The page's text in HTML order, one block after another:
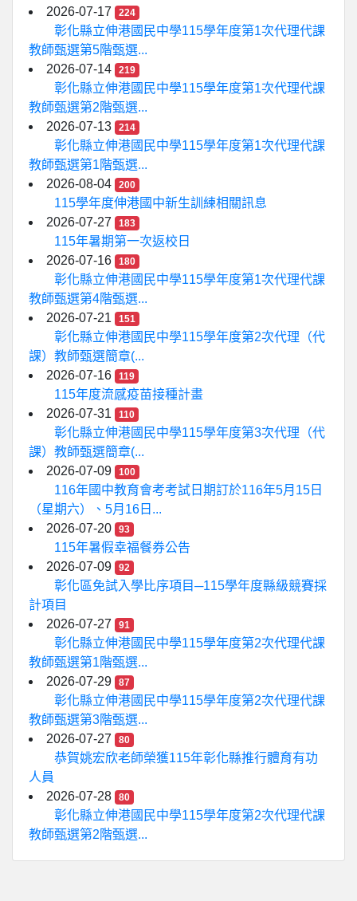
2026-07-17
224
彰化縣立伸港國民中學115學年度第1次代理代課
教師甄選第5階甄選...
2026-07-14
219
彰化縣立伸港國民中學115學年度第1次代理代課
教師甄選第2階甄選...
2026-07-13
214
彰化縣立伸港國民中學115學年度第1次代理代課
教師甄選第1階甄選...
2026-08-04
200
115學年度伸港國中新生訓練相關訊息
2026-07-27
183
115年暑期第一次返校日
2026-07-16
180
彰化縣立伸港國民中學115學年度第1次代理代課
教師甄選第4階甄選...
2026-07-21
151
彰化縣立伸港國民中學115學年度第2次代理（代
課）教師甄選簡章(...
2026-07-16
119
115年度流感疫苗接種計畫
2026-07-31
110
彰化縣立伸港國民中學115學年度第3次代理（代
課）教師甄選簡章(...
2026-07-09
100
116年國中教育會考考試日期訂於116年5月15日
（星期六）、5月16日...
2026-07-20
93
115年暑假幸福餐券公告
2026-07-09
92
彰化區免試入學比序項目─115學年度縣級競賽採
計項目
2026-07-27
91
彰化縣立伸港國民中學115學年度第2次代理代課
教師甄選第1階甄選...
2026-07-29
87
彰化縣立伸港國民中學115學年度第2次代理代課
教師甄選第3階甄選...
2026-07-27
80
恭賀姚宏欣老師榮獲115年彰化縣推行體育有功
人員
2026-07-28
80
彰化縣立伸港國民中學115學年度第2次代理代課
教師甄選第2階甄選...